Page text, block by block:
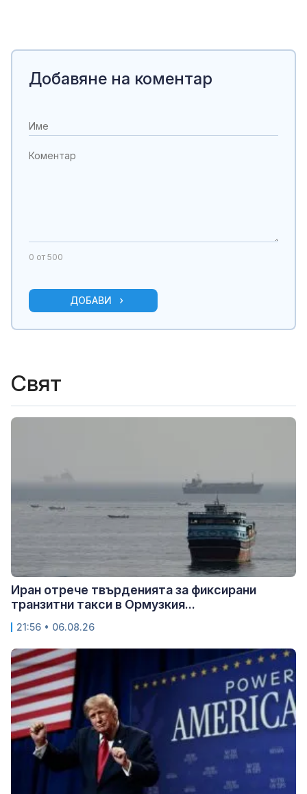
Добавяне на коментар
0 от 500
ДОБАВИ
Свят
Иран отрече твърденията за фиксирани
транзитни такси в Ормузкия...
21:56 • 06.08.26